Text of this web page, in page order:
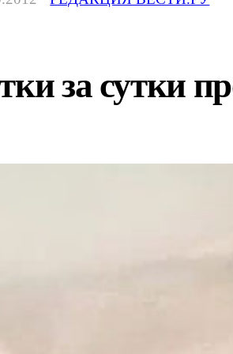
за сутки